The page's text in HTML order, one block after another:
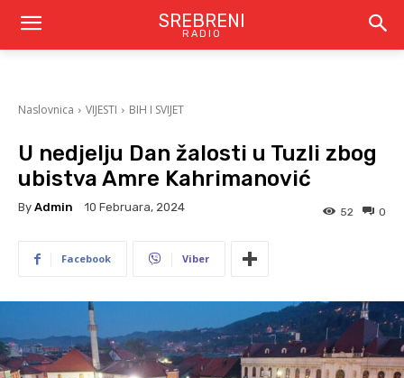
SREBRENI
RADIO
Naslovnica VIJESTI BIH I SVIJET
U nedjelju Dan žalosti u Tuzli zbog
ubistva Amre Kahrimanović
By Admin 10 Februara, 2024 0
52
Facebook Viber